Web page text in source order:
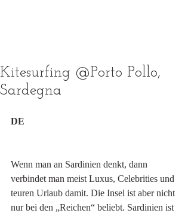
Kitesurfing @Porto Pollo,
Sardegna
DE
Wenn man an Sardinien denkt, dann
verbindet man meist Luxus, Celebrities und
teuren Urlaub damit. Die Insel ist aber nicht
nur bei den „Reichen“ beliebt. Sardinien ist